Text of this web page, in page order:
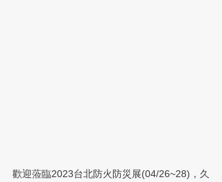
歡迎蒞臨2023台北防火防災展(04/26~28)，久